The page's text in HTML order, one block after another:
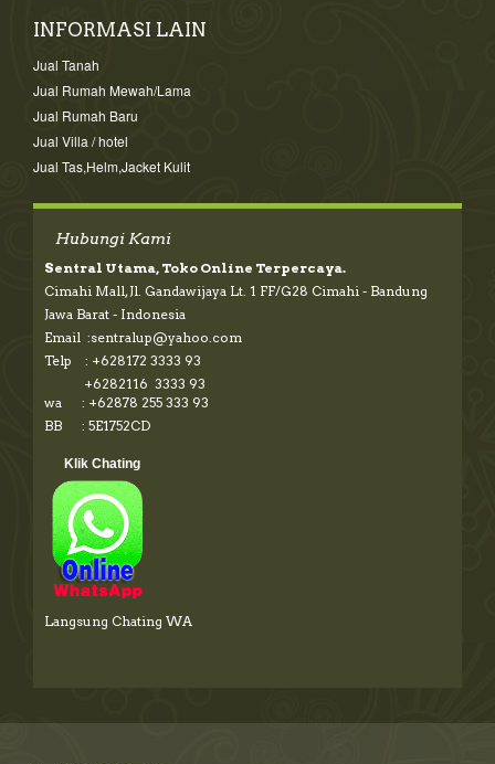
INFORMASI LAIN
Jual Tanah
Jual Rumah Mewah/Lama
Jual Rumah Baru
Jual Villa / hotel
Jual Tas,Helm,Jacket Kulit
Hubungi Kami
Sentral Utama, Toko Online Terpercaya.
Cimahi Mall, Jl. Gandawijaya Lt. 1 FF/G28 Cimahi - Bandung
Jawa Barat - Indonesia
Email :sentralup@yahoo.com
Telp : +628172 3333 93
+6282116 3333 93
wa : +62878 255 333 93
BB : 5E1752CD
Klik Chating
Langsung Chating WA